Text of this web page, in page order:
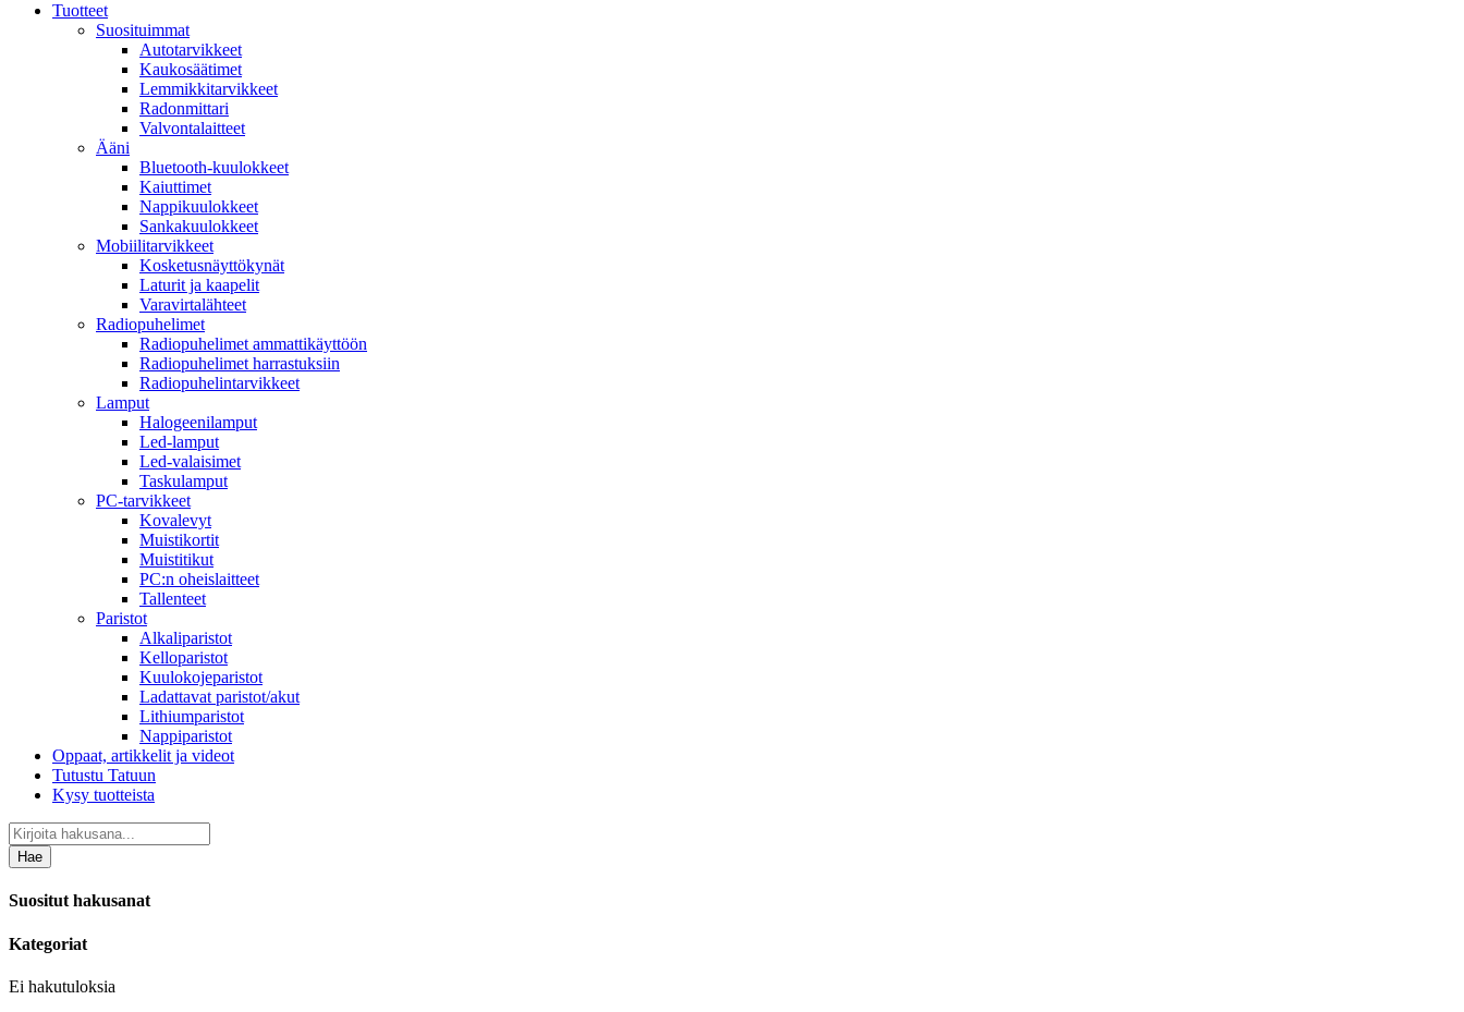
Tuotteet
Suosituimmat
Autotarvikkeet
Kaukosäätimet
Lemmikkitarvikkeet
Radonmittari
Valvontalaitteet
Ääni
Bluetooth-kuulokkeet
Kaiuttimet
Nappikuulokkeet
Sankakuulokkeet
Mobiilitarvikkeet
Kosketusnäyttökynät
Laturit ja kaapelit
Varavirtalähteet
Radiopuhelimet
Radiopuhelimet ammattikäyttöön
Radiopuhelimet harrastuksiin
Radiopuhelintarvikkeet
Lamput
Halogeenilamput
Led-lamput
Led-valaisimet
Taskulamput
PC-tarvikkeet
Kovalevyt
Muistikortit
Muistitikut
PC:n oheislaitteet
Tallenteet
Paristot
Alkaliparistot
Kelloparistot
Kuulokojeparistot
Ladattavat paristot/akut
Lithiumparistot
Nappiparistot
Oppaat, artikkelit ja videot
Tutustu Tatuun
Kysy tuotteista
Hae
Suositut hakusanat
Kategoriat
Ei hakutuloksia